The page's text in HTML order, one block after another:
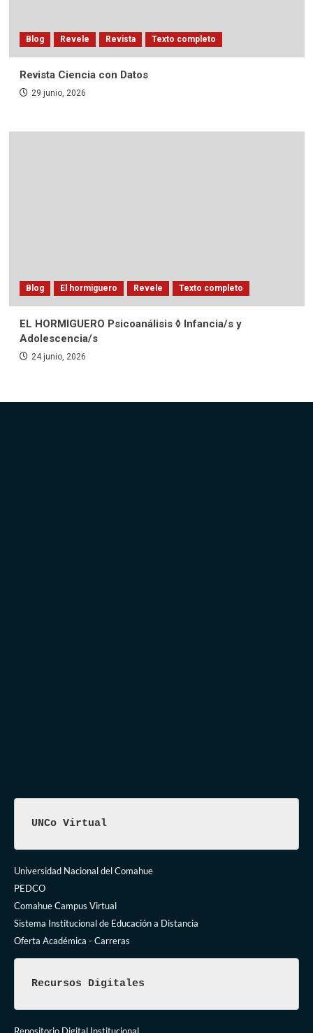
Blog Revele Revista Texto completo
Revista Ciencia con Datos
29 junio, 2026
Blog El hormiguero Revele Texto completo
EL HORMIGUERO Psicoanálisis ◊ Infancia/s y
Adolescencia/s
24 junio, 2026
UNCo Virtual
Universidad Nacional del Comahue
PEDCO
Comahue Campus Virtual
Sistema Institucional de Educación a Distancia
Oferta Académica - Carreras
Recursos Digitales
Repositorio Digital Institucional